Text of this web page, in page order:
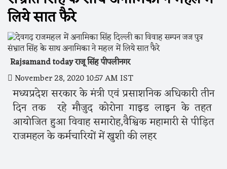
लिये सात फैरे
Rajsamand today राजू सिंह पीपलीनगर
November 28, 2020 10:57 AM IST
मध्यप्रदेश सरकार के मंत्री एवं प्रसाशनिक अधिकारी तीन
दिन तक रहे मौजुद कोरोना गाइड लाइन के तहत
आयोजित हुआ विवाह समारोह,वैश्विक महामारी से पीड़ित
राजमहल के कर्मचारियों में खुशी की लहर